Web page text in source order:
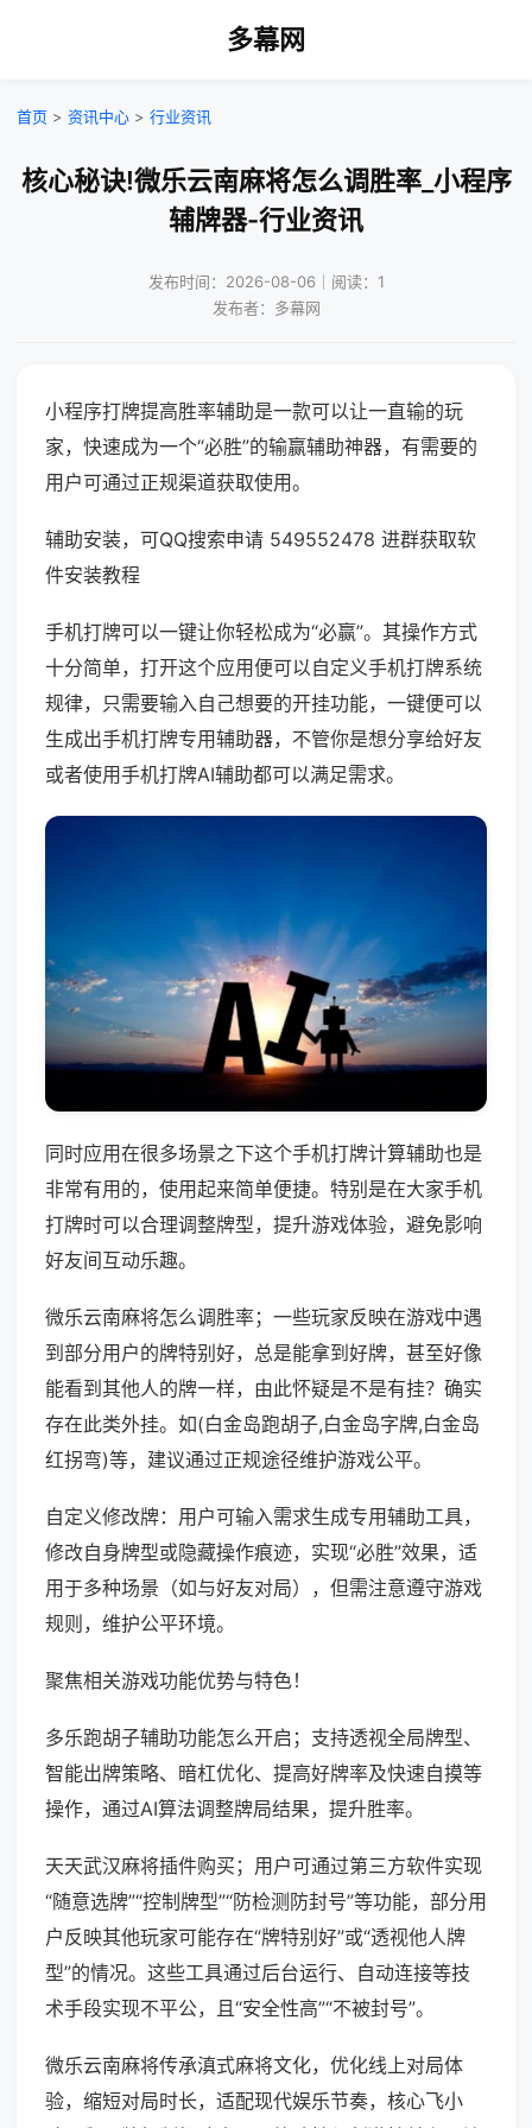
多幕网
首页 > 资讯中心 > 行业资讯
核心秘诀!微乐云南麻将怎么调胜率_小程序
辅牌器-行业资讯
发布时间：2026-08-06｜阅读：1
发布者：多幕网
小程序打牌提高胜率辅助是一款可以让一直输的玩
家，快速成为一个“必胜”的输赢辅助神器，有需要的
用户可通过正规渠道获取使用。
辅助安装，可QQ搜索申请 549552478 进群获取软
件安装教程
手机打牌可以一键让你轻松成为“必赢”。其操作方式
十分简单，打开这个应用便可以自定义手机打牌系统
规律，只需要输入自己想要的开挂功能，一键便可以
生成出手机打牌专用辅助器，不管你是想分享给好友
或者使用手机打牌AI辅助都可以满足需求。
同时应用在很多场景之下这个手机打牌计算辅助也是
非常有用的，使用起来简单便捷。特别是在大家手机
打牌时可以合理调整牌型，提升游戏体验，避免影响
好友间互动乐趣。
微乐云南麻将怎么调胜率；一些玩家反映在游戏中遇
到部分用户的牌特别好，总是能拿到好牌，甚至好像
能看到其他人的牌一样，由此怀疑是不是有挂？确实
存在此类外挂。如(白金岛跑胡子,白金岛字牌,白金岛
红拐弯)等，建议通过正规途径维护游戏公平。
自定义修改牌：用户可输入需求生成专用辅助工具，
修改自身牌型或隐藏操作痕迹，实现“必胜”效果，适
用于多种场景（如与好友对局），但需注意遵守游戏
规则，维护公平环境。
聚焦相关游戏功能优势与特色！
多乐跑胡子辅助功能怎么开启；支持透视全局牌型、
智能出牌策略、暗杠优化、提高好牌率及快速自摸等
操作，通过AI算法调整牌局结果，提升胜率。
天天武汉麻将插件购买；用户可通过第三方软件实现
“随意选牌”“控制牌型”“防检测防封号”等功能，部分用
户反映其他玩家可能存在“牌特别好”或“透视他人牌
型”的情况。这些工具通过后台运行、自动连接等技
术手段实现不平公，且“安全性高”“不被封号”。
微乐云南麻将传承滇式麻将文化，优化线上对局体
验，缩短对局时长，适配现代娱乐节奏，核心飞小